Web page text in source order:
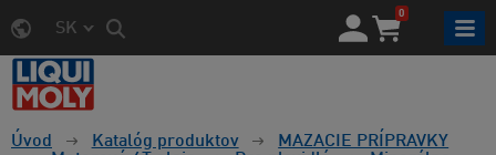
SK
0
Úvod Katalóg produktov
MAZACIE PRÍPRAVKY